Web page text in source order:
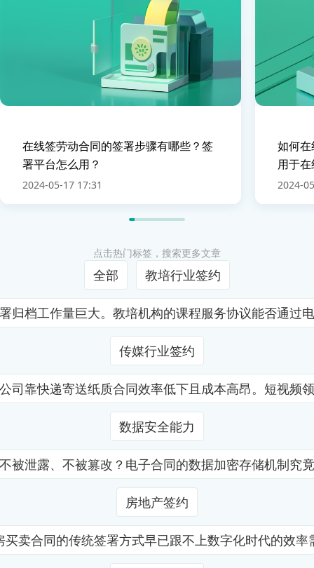
在线签劳动合同的签署步骤有哪些？签
署平台怎么用？
2024-05-17 17:31
如何
用于
2024-
点击热门标签，搜索更多文章
全部 教培行业签约
归档工作量巨大。教培机构的课程服务协议能否通过
传媒行业签约
司靠快递寄送纸质合同效率低下且成本高昂。短视频
数据安全能力
被泄露、不被篡改？电子合同的数据加密存储机制究
房地产签约
卖合同的传统签署方式早已跟不上数字化时代的效